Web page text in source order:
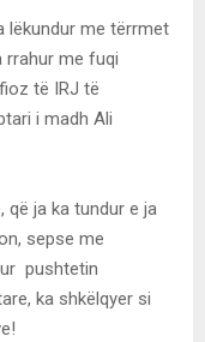
lëkundur me tërrmet
rrahur me fuqi
të IRJ të
i madh Ali
që ja ka tundur e ja
sepse me
pushtetin
ka shkëlqyer si